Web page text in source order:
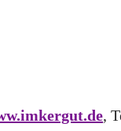
,